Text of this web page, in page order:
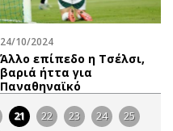
24/10/2024
Άλλο επίπεδο η Τσέλσι,
βαριά ήττα για
Παναθηναϊκό
21 22 23 24 25